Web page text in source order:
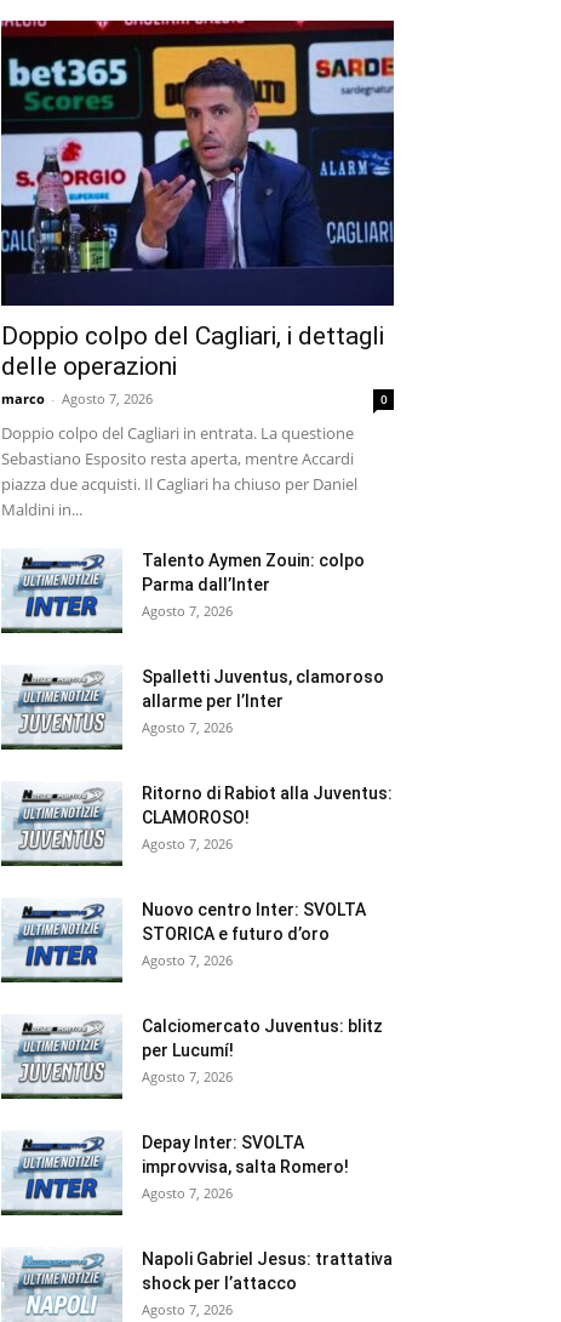
Doppio colpo del Cagliari, i dettagli
delle operazioni
marco - Agosto 7, 2026 0
Doppio colpo del Cagliari in entrata. La questione
Sebastiano Esposito resta aperta, mentre Accardi
piazza due acquisti. Il Cagliari ha chiuso per Daniel
Maldini in...
Talento Aymen Zouin: colpo
Parma dall’Inter
Agosto 7, 2026
Spalletti Juventus, clamoroso
allarme per l’Inter
Agosto 7, 2026
Ritorno di Rabiot alla Juventus:
CLAMOROSO!
Agosto 7, 2026
Nuovo centro Inter: SVOLTA
STORICA e futuro d’oro
Agosto 7, 2026
Calciomercato Juventus: blitz
per Lucumí!
Agosto 7, 2026
Depay Inter: SVOLTA
improvvisa, salta Romero!
Agosto 7, 2026
Napoli Gabriel Jesus: trattativa
shock per l’attacco
Agosto 7, 2026